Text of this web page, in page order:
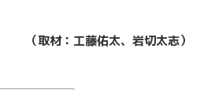
（取材：工藤佑太、岩切太志）